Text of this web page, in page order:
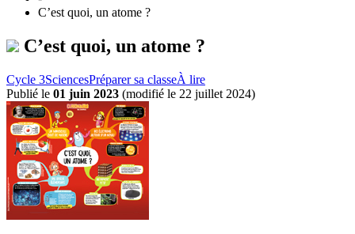
C’est quoi, un atome ?
C’est quoi, un atome ?
Cycle 3SciencesPréparer sa classeÀ lire
Publié le 01 juin 2023 (modifié le 22 juillet 2024)